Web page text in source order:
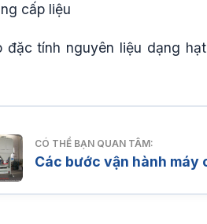
cấp liệu
đặc tính nguyên liệu dạng
CÓ THỂ BẠN QUAN TÂM:
Các bước vận hành